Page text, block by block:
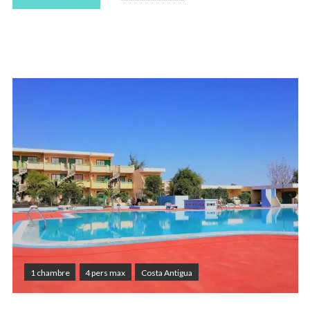
1 chambre 4 pers max Costa Antigua